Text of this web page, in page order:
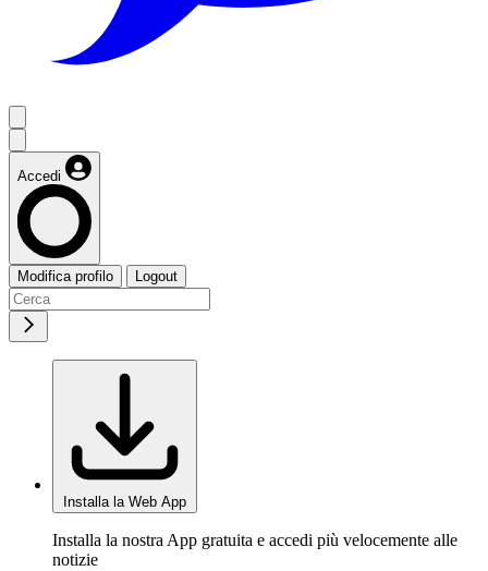
Accedi
Modifica profilo Logout
Installa la Web App
Installa la nostra App gratuita e accedi più velocemente alle
notizie